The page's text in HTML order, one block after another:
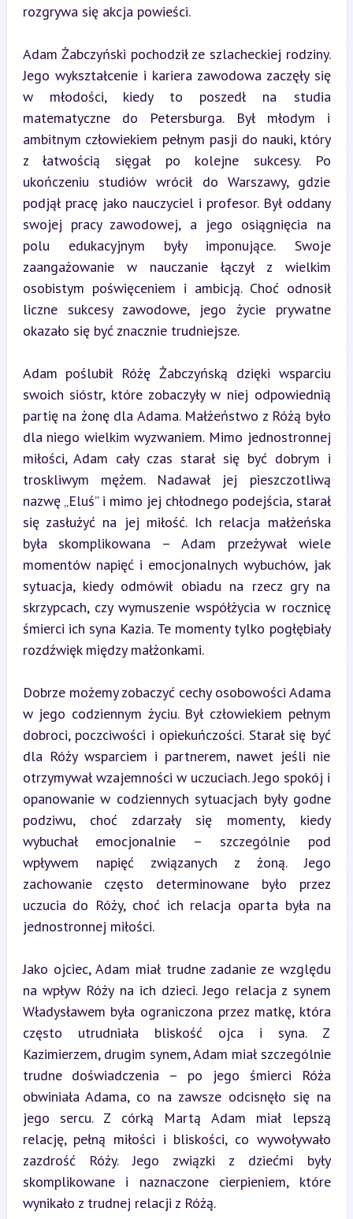
rozgrywa się akcja powieści.
Adam Żabczyński pochodził ze szlacheckiej rodziny.
Jego wykształcenie i kariera zawodowa zaczęły się
w młodości, kiedy to poszedł na studia
matematyczne do Petersburga. Był młodym i
ambitnym człowiekiem pełnym pasji do nauki, który
z łatwością sięgał po kolejne sukcesy. Po
ukończeniu studiów wrócił do Warszawy, gdzie
podjął pracę jako nauczyciel i profesor. Był oddany
swojej pracy zawodowej, a jego osiągnięcia na
polu edukacyjnym były imponujące. Swoje
zaangażowanie w nauczanie łączył z wielkim
osobistym poświęceniem i ambicją. Choć odnosił
liczne sukcesy zawodowe, jego życie prywatne
okazało się być znacznie trudniejsze.
Adam poślubił Różę Żabczyńską dzięki wsparciu
swoich sióstr, które zobaczyły w niej odpowiednią
partię na żonę dla Adama. Małżeństwo z Różą było
dla niego wielkim wyzwaniem. Mimo jednostronnej
miłości, Adam cały czas starał się być dobrym i
troskliwym mężem. Nadawał jej pieszczotliwą
nazwę „Eluś” i mimo jej chłodnego podejścia, starał
się zasłużyć na jej miłość. Ich relacja małżeńska
była skomplikowana – Adam przeżywał wiele
momentów napięć i emocjonalnych wybuchów, jak
sytuacja, kiedy odmówił obiadu na rzecz gry na
skrzypcach, czy wymuszenie współżycia w rocznicę
śmierci ich syna Kazia. Te momenty tylko pogłębiały
rozdźwięk między małżonkami.
Dobrze możemy zobaczyć cechy osobowości Adama
w jego codziennym życiu. Był człowiekiem pełnym
dobroci, poczciwości i opiekuńczości. Starał się być
dla Róży wsparciem i partnerem, nawet jeśli nie
otrzymywał wzajemności w uczuciach. Jego spokój i
opanowanie w codziennych sytuacjach były godne
podziwu, choć zdarzały się momenty, kiedy
wybuchał emocjonalnie – szczególnie pod
wpływem napięć związanych z żoną. Jego
zachowanie często determinowane było przez
uczucia do Róży, choć ich relacja oparta była na
jednostronnej miłości.
Jako ojciec, Adam miał trudne zadanie ze względu
na wpływ Róży na ich dzieci. Jego relacja z synem
Władysławem była ograniczona przez matkę, która
często utrudniała bliskość ojca i syna. Z
Kazimierzem, drugim synem, Adam miał szczególnie
trudne doświadczenia – po jego śmierci Róża
obwiniała Adama, co na zawsze odcisnęło się na
jego sercu. Z córką Martą Adam miał lepszą
relację, pełną miłości i bliskości, co wywoływało
zazdrość Róży. Jego związki z dziećmi były
skomplikowane i naznaczone cierpieniem, które
wynikało z trudnej relacji z Różą.